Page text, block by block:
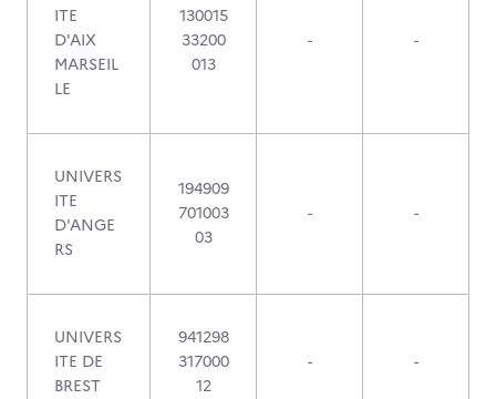
ITE
D'AIX
MARSEIL
LE
130015
33200
013
- -
UNIVERS
ITE
D'ANGE
RS
194909
701003
03
- -
UNIVERS
ITE DE
BREST
941298
317000
12
- -